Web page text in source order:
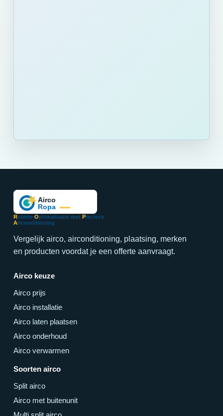
Ruimte-Optimalisatie met Precieze
Airconditioning
Vergelijk airco, airconditioning, plaatsing, merken
en producten voordat je een offerte aanvraagt.
Airco keuze
Airco prijs
Airco installatie
Airco laten plaatsen
Airco onderhoud
Airco verwarmen
Soorten airco
Split airco
Airco met buitenunit